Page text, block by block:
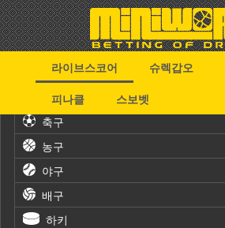
라이브스코어 슈렉갑오
피나클
스보벳
축구
농구
야구
배구
하키